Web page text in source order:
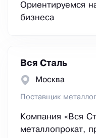
Ориентируемся
бизнеса
Вся Сталь
Москва
Поставщик
Компания «Вся
металлопрокат,